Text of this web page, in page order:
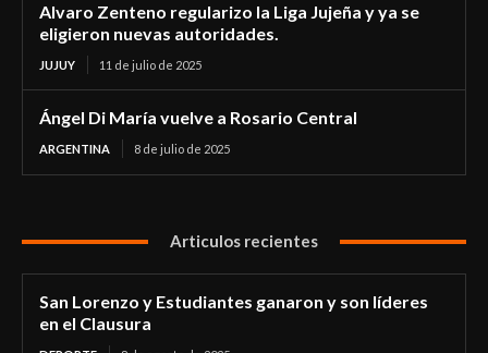
Alvaro Zenteno regularizo la Liga Jujeña y ya se
eligieron nuevas autoridades.
JUJUY 11 de julio de 2025
Ángel Di María vuelve a Rosario Central
ARGENTINA 8 de julio de 2025
Articulos recientes
San Lorenzo y Estudiantes ganaron y son líderes
en el Clausura